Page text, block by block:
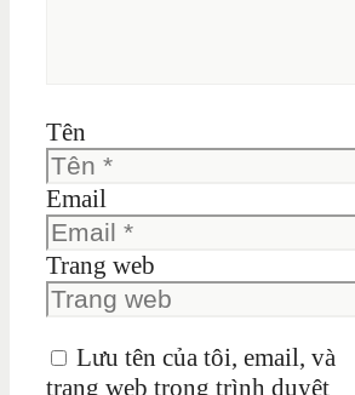
Tên
Email
Trang web
Lưu tên của tôi, email, và
trang web trong trình duyệt